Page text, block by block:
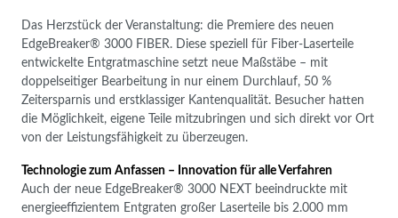
Das Herzstück der Veranstaltung: die Premiere des neuen
EdgeBreaker® 3000 FIBER. Diese speziell für Fiber-Laserteile
entwickelte Entgratmaschine setzt neue Maßstäbe – mit
doppelseitiger Bearbeitung in nur einem Durchlauf, 50 %
Zeitersparnis und erstklassiger Kantenqualität. Besucher hatten
die Möglichkeit, eigene Teile mitzubringen und sich direkt vor Ort
von der Leistungsfähigkeit zu überzeugen.
Technologie zum Anfassen – Innovation für alle Verfahren
Auch der neue EdgeBreaker® 3000 NEXT beeindruckte mit
energieeffizientem Entgraten großer Laserteile bis 2.000 mm